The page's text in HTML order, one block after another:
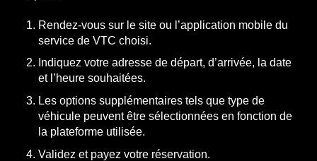
Rendez-vous sur le site ou l’application mobile du
service de VTC choisi.
Indiquez votre adresse de départ, d’arrivée, la date
et l’heure souhaitées.
Les options supplémentaires tels que type de
véhicule peuvent être sélectionnées en fonction de
la plateforme utilisée.
Validez et payez votre réservation.